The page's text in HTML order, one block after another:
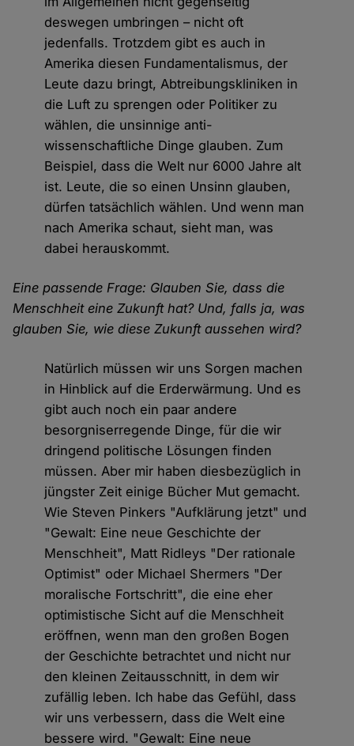
deswegen umbringen – nicht oft
jedenfalls. Trotzdem gibt es auch in
Amerika diesen Fundamentalismus, der
Leute dazu bringt, Abtreibungskliniken in
die Luft zu sprengen oder Politiker zu
wählen, die unsinnige anti-
wissenschaftliche Dinge glauben. Zum
Beispiel, dass die Welt nur 6000 Jahre alt
ist. Leute, die so einen Unsinn glauben,
dürfen tatsächlich wählen. Und wenn man
nach Amerika schaut, sieht man, was
dabei herauskommt.
Eine passende Frage: Glauben Sie, dass die
Menschheit eine Zukunft hat? Und, falls ja, was
glauben Sie, wie diese Zukunft aussehen wird?
Natürlich müssen wir uns Sorgen machen
in Hinblick auf die Erderwärmung. Und es
gibt auch noch ein paar andere
besorgniserregende Dinge, für die wir
dringend politische Lösungen finden
müssen. Aber mir haben diesbezüglich in
jüngster Zeit einige Bücher Mut gemacht.
Wie Steven Pinkers "Aufklärung jetzt" und
"Gewalt: Eine neue Geschichte der
Menschheit", Matt Ridleys "Der rationale
Optimist" oder Michael Shermers "Der
moralische Fortschritt", die eine eher
optimistische Sicht auf die Menschheit
eröffnen, wenn man den großen Bogen
der Geschichte betrachtet und nicht nur
den kleinen Zeitausschnitt, in dem wir
zufällig leben. Ich habe das Gefühl, dass
wir uns verbessern, dass die Welt eine
bessere wird. "Gewalt: Eine neue